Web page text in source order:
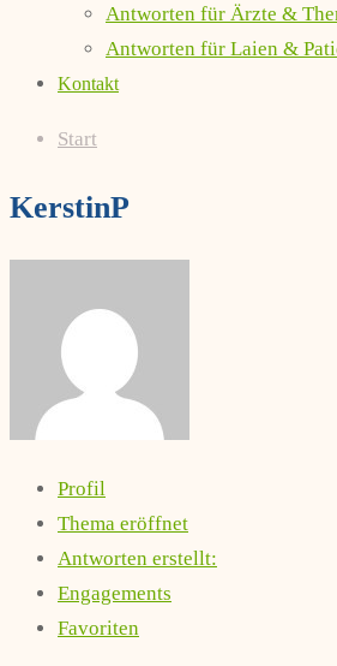
Antworten für Ärzte &
Antworten für Laien &
Kontakt
Start
KerstinP
Profil
Thema eröffnet
Antworten erstellt:
Engagements
Favoriten